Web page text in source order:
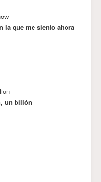
la que me siento ahora
un billón